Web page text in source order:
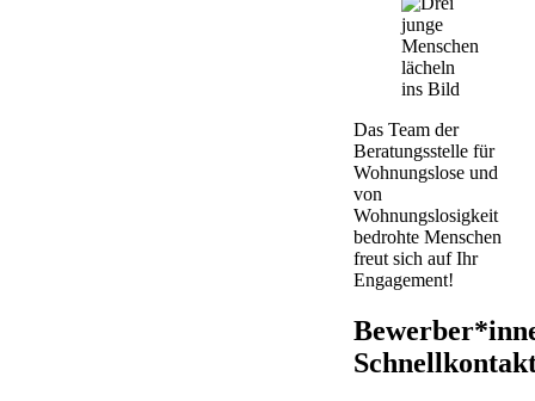
Das Team der
Beratungsstelle für
Wohnungslose und
von
Wohnungslosigkeit
bedrohte Menschen
freut sich auf Ihr
Engagement!